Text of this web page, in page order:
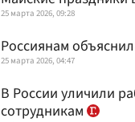
25 марта 2026, 09:28
Россиянам
25 марта 2026, 04:47
В России уличили
сотрудникам